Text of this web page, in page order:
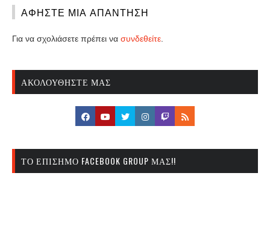
ΑΦΉΣΤΕ ΜΙΑ ΑΠΆΝΤΗΣΗ
Για να σχολιάσετε πρέπει να συνδεθείτε
ΑΚΟΛΟΥΘΉΣΤΕ ΜΑΣ
ΤΟ ΕΠΊΣΗΜΟ FACEBOOK GROUP ΜΑΣ!!